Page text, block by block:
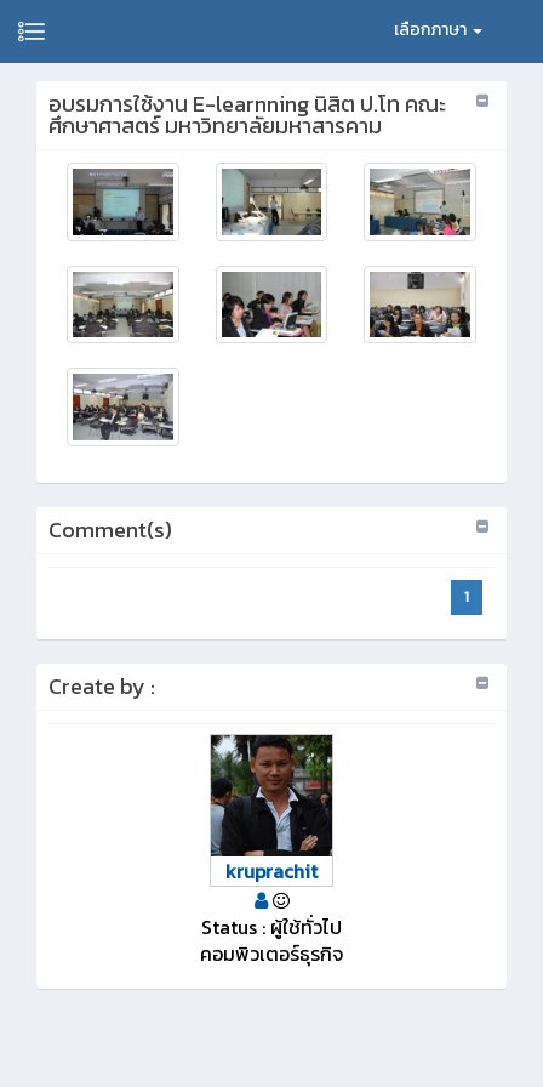
เลือกภาษา
อบรมการใช้งาน E-learnning นิสิต ป.โท คณะ
ศึกษาศาสตร์ มหาวิทยาลัยมหาสารคาม
Comment(s)
1
Create by :
kruprachit
Status : ผู้ใช้ทั่วไป
คอมพิวเตอร์ธุรกิจ